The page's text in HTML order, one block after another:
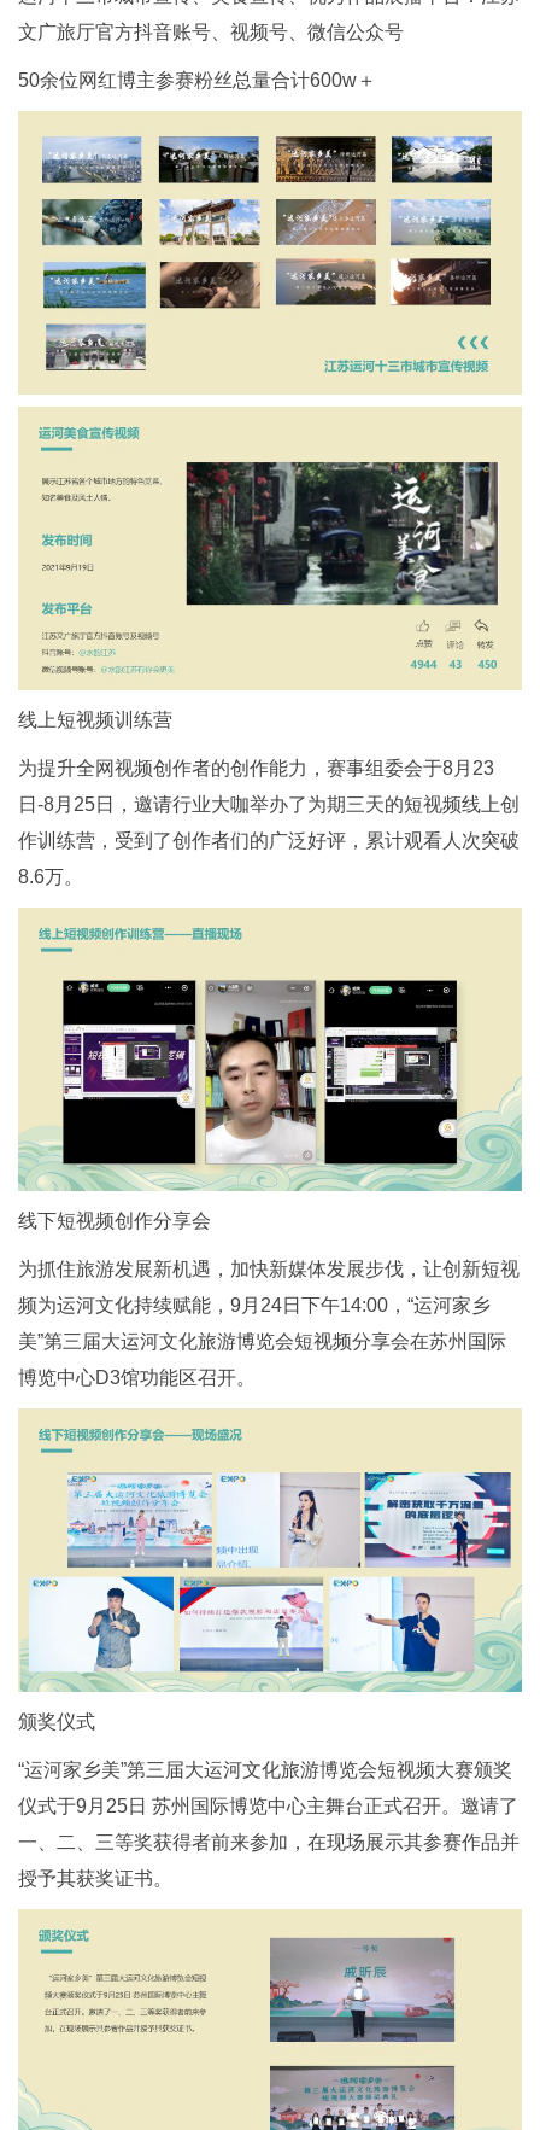
文广旅厅官方抖音账号、视频号、微信公众号
50余位网红博主参赛粉丝总量合计600w＋
线上短视频训练营
为提升全网视频创作者的创作能力，赛事组委会于8月23
日-8月25日，邀请行业大咖举办了为期三天的短视频线上创
作训练营，受到了创作者们的广泛好评，累计观看人次突破
8.6万。
线下短视频创作分享会
为抓住旅游发展新机遇，加快新媒体发展步伐，让创新短视
频为运河文化持续赋能，9月24日下午14:00，“运河家乡
美”第三届大运河文化旅游博览会短视频分享会在苏州国际
博览中心D3馆功能区召开。
颁奖仪式
“运河家乡美”第三届大运河文化旅游博览会短视频大赛颁奖
仪式于9月25日 苏州国际博览中心主舞台正式召开。邀请了
一、二、三等奖获得者前来参加，在现场展示其参赛作品并
授予其获奖证书。